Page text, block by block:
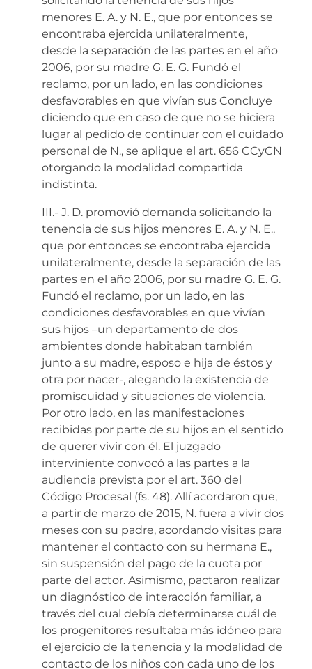
menores E. A. y N. E., que por entonces se
encontraba ejercida unilateralmente,
desde la separación de las partes en el año
2006, por su madre G. E. G. Fundó el
reclamo, por un lado, en las condiciones
desfavorables en que vivían sus Concluye
diciendo que en caso de que no se hiciera
lugar al pedido de continuar con el cuidado
personal de N., se aplique el art. 656 CCyCN
otorgando la modalidad compartida
indistinta.
III.- J. D. promovió demanda solicitando la
tenencia de sus hijos menores E. A. y N. E.,
que por entonces se encontraba ejercida
unilateralmente, desde la separación de las
partes en el año 2006, por su madre G. E. G.
Fundó el reclamo, por un lado, en las
condiciones desfavorables en que vivían
sus hijos –un departamento de dos
ambientes donde habitaban también
junto a su madre, esposo e hija de éstos y
otra por nacer-, alegando la existencia de
promiscuidad y situaciones de violencia.
Por otro lado, en las manifestaciones
recibidas por parte de su hijos en el sentido
de querer vivir con él. El juzgado
interviniente convocó a las partes a la
audiencia prevista por el art. 360 del
Código Procesal (fs. 48). Allí acordaron que,
a partir de marzo de 2015, N. fuera a vivir dos
meses con su padre, acordando visitas para
mantener el contacto con su hermana E.,
sin suspensión del pago de la cuota por
parte del actor. Asimismo, pactaron realizar
un diagnóstico de interacción familiar, a
través del cual debía determinarse cuál de
los progenitores resultaba más idóneo para
el ejercicio de la tenencia y la modalidad de
contacto de los niños con cada uno de los